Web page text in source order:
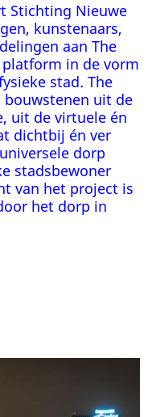
Stichting Nieuwe
kunstenaars,
aan The
in de vorm
stad. The
uit de
uit de virtuele én
dichtbij én ver
dorp
stadsbewoner
van het project is
het dorp in